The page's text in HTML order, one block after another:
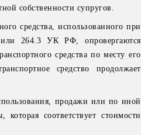
собственности супругов.
средства, использованного при
или 264.3 УК РФ, опровергаются
средства по месту его
средство продолжает
продажи или по иной
соответствует стоимости